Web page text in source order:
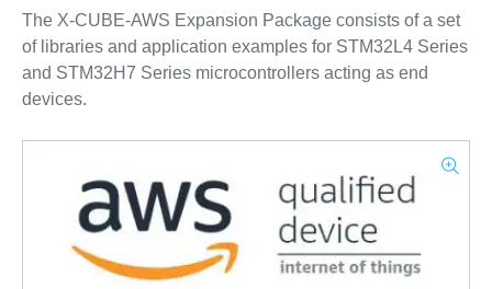
The X-CUBE-AWS Expansion Package consists of a set
of libraries and application examples for STM32L4 Series
and STM32H7 Series microcontrollers acting as end
devices.